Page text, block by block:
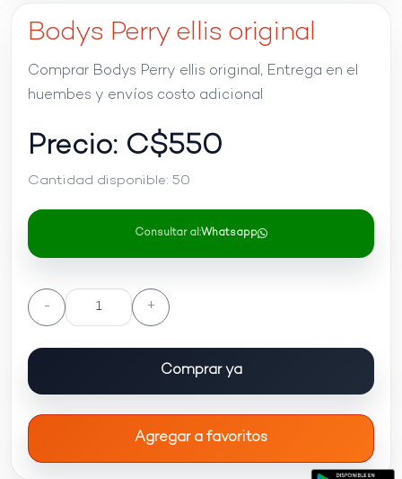
Bodys Perry ellis original
Comprar Bodys Perry ellis original, Entrega en el
huembes y envíos costo adicional
Precio: C$550
Cantidad disponible: 50
Consultar al:Whatsapp
- +
Comprar ya
Agregar a favoritos